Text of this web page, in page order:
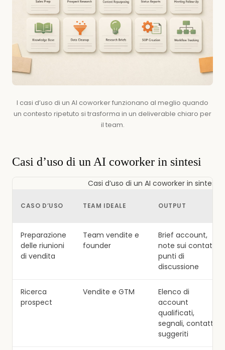
I casi d’uso di un AI coworker funzionano al meglio quando
un contesto ripetuto si trasforma in un deliverable chiaro per
il team.
Casi d’uso di un AI coworker in sintesi
Casi d’uso di un AI coworker in sintesi
CASO D’USO TEAM IDEALE OUTPUT
Preparazione
delle riunioni
di vendita
Team vendite e
founder
Brief account,
note sui contatti,
punti di
discussione
Ricerca
prospect
Vendite e GTM
Elenco di
account
qualificati,
segnali, contatti
suggeriti